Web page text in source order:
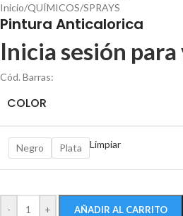
Inicio/QUÍMICOS/SPRAYS
Pintura Anticalorica
Inicia sesión
Cód. Barras:
COLOR
Negro Plata Limpiar
- + AÑADIR AL CARRITO